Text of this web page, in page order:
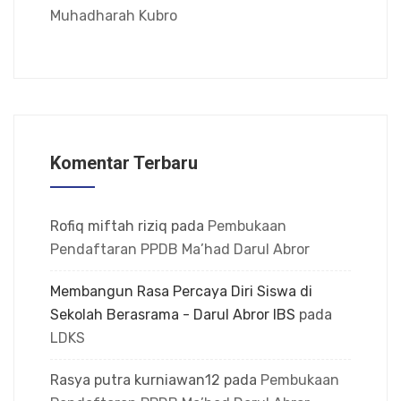
Muhadharah Kubro
Komentar Terbaru
Rofiq miftah riziq pada Pembukaan
Pendaftaran PPDB Ma’had Darul Abror
Membangun Rasa Percaya Diri Siswa di
Sekolah Berasrama - Darul Abror IBS pada
LDKS
Rasya putra kurniawan12 pada Pembukaan